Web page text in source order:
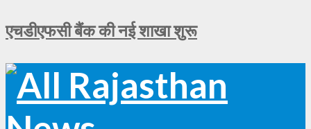
एचडीएफसी बैंक की नई शाखा शुरू